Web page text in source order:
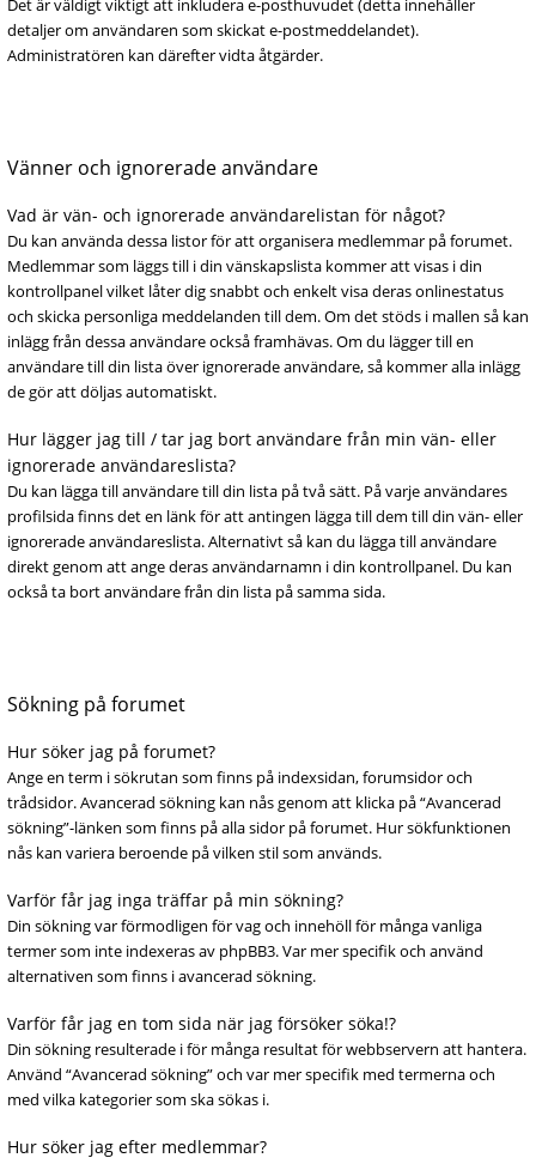
Det är väldigt viktigt att inkludera e-posthuvudet (detta innehåller
detaljer om användaren som skickat e-postmeddelandet).
Administratören kan därefter vidta åtgärder.
Vänner och ignorerade användare
Vad är vän- och ignorerade användarelistan för något?
Du kan använda dessa listor för att organisera medlemmar på forumet.
Medlemmar som läggs till i din vänskapslista kommer att visas i din
kontrollpanel vilket låter dig snabbt och enkelt visa deras onlinestatus
och skicka personliga meddelanden till dem. Om det stöds i mallen så kan
inlägg från dessa användare också framhävas. Om du lägger till en
användare till din lista över ignorerade användare, så kommer alla inlägg
de gör att döljas automatiskt.
Hur lägger jag till / tar jag bort användare från min vän- eller
ignorerade användareslista?
Du kan lägga till användare till din lista på två sätt. På varje användares
profilsida finns det en länk för att antingen lägga till dem till din vän- eller
ignorerade användareslista. Alternativt så kan du lägga till användare
direkt genom att ange deras användarnamn i din kontrollpanel. Du kan
också ta bort användare från din lista på samma sida.
Sökning på forumet
Hur söker jag på forumet?
Ange en term i sökrutan som finns på indexsidan, forumsidor och
trådsidor. Avancerad sökning kan nås genom att klicka på “Avancerad
sökning”-länken som finns på alla sidor på forumet. Hur sökfunktionen
nås kan variera beroende på vilken stil som används.
Varför får jag inga träffar på min sökning?
Din sökning var förmodligen för vag och innehöll för många vanliga
termer som inte indexeras av phpBB3. Var mer specifik och använd
alternativen som finns i avancerad sökning.
Varför får jag en tom sida när jag försöker söka!?
Din sökning resulterade i för många resultat för webbservern att hantera.
Använd “Avancerad sökning” och var mer specifik med termerna och
med vilka kategorier som ska sökas i.
Hur söker jag efter medlemmar?